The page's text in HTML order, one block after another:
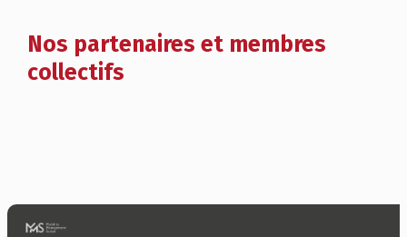
Nos partenaires et membres
collectifs